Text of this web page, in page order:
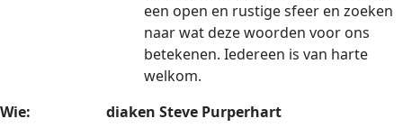
een open en rustige sfeer en zoeken
naar wat deze woorden voor ons
betekenen. Iedereen is van harte
welkom.
Wie: diaken Steve Purperhart